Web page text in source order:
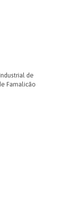
de
Famalicão